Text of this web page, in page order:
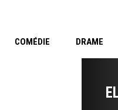
COMÉDIE DRAME